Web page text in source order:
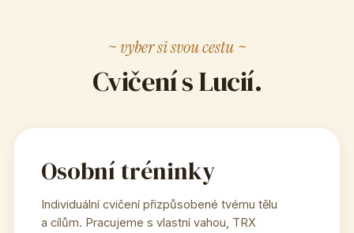
~ vyber si svou cestu ~
Cvičení s Lucií.
Osobní tréninky
Individuální cvičení přizpůsobené tvému tělu
a cílům. Pracujeme s vlastní vahou, TRX